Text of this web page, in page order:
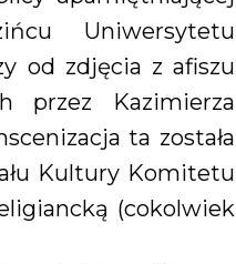
Uniwersytetu
od zdjęcia z afiszu
przez Kazimierza
ta została
Kultury Komitetu
(cokolwiek